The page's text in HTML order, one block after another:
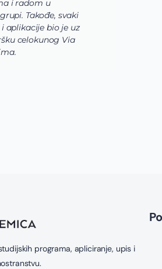
i radom u
Takođe, svaki
aplikacije bio je uz
celokunog Via
programa, apliciranje, upis i